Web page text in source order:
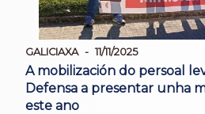
GALICIAXA 11/11/2025
A mobilización do persoal
Defensa a presentar unha
este ano